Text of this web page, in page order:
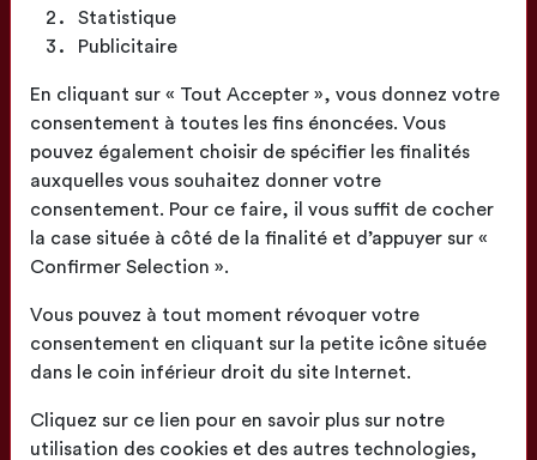
Statistique
Publicitaire
En cliquant sur « Tout Accepter », vous donnez votre
consentement à toutes les fins énoncées. Vous
pouvez également choisir de spécifier les finalités
auxquelles vous souhaitez donner votre
consentement. Pour ce faire, il vous suffit de cocher
la case située à côté de la finalité et d’appuyer sur «
Confirmer Selection ».
Vous pouvez à tout moment révoquer votre
consentement en cliquant sur la petite icône située
dans le coin inférieur droit du site Internet.
Cliquez sur ce lien pour en savoir plus sur notre
utilisation des cookies et des autres technologies,
Fabrication
Française
proche de chez vous